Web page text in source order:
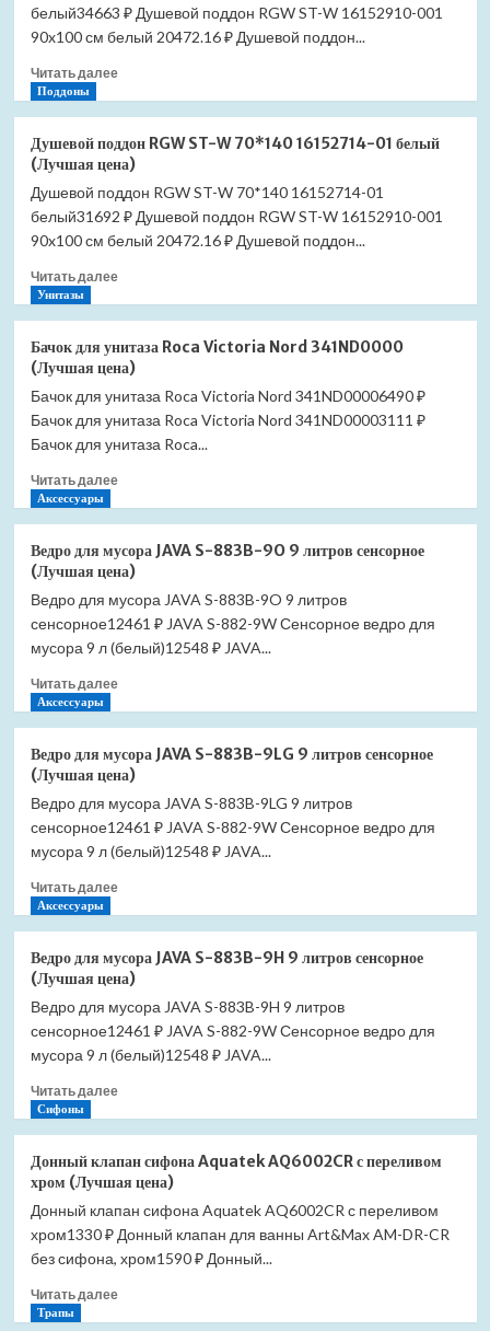
W
70*170
01
(Лучшая
цена)
белый34663 ₽ Душевой поддон RGW ST-W 16152910-001
90x100 см белый 20472.16 ₽ Душевой поддон...
Читать далееПрочитать
поддон
RGW
ST-
W
70*150
01
(Лучшая
Поддоны
Душевой поддон RGW ST-W 70*140 16152714-01 белый
(Лучшая цена)
Душевой поддон RGW ST-W 70*140 16152714-01
белый31692 ₽ Душевой поддон RGW ST-W 16152910-001
90x100 см белый 20472.16 ₽ Душевой поддон...
Читать далееПрочитать
поддон
RGW
ST-
W
70*140
01
(Лучшая
Унитазы
Бачок для унитаза Roca Victoria Nord 341ND0000
(Лучшая цена)
Бачок для унитаза Roca Victoria Nord 341ND00006490 ₽
Бачок для унитаза Roca Victoria Nord 341ND00003111 ₽
Бачок для унитаза Roca...
Читать далееПрочитать
для
унитаза
Roca
Victoria
Nord
(Лучшая
Аксессуары
Ведро для мусора JAVA S-883B-9O 9 литров сенсорное
(Лучшая цена)
Ведро для мусора JAVA S-883B-9O 9 литров
сенсорное12461 ₽ JAVA S-882-9W Сенсорное ведро для
мусора 9 л (белый)12548 ₽ JAVA...
Читать далееПрочитать
для
мусора
JAVA
S-
883B-
9
сенсорное
(Лучшая
цена)
Аксессуары
Ведро для мусора JAVA S-883B-9LG 9 литров сенсорное
(Лучшая цена)
Ведро для мусора JAVA S-883B-9LG 9 литров
сенсорное12461 ₽ JAVA S-882-9W Сенсорное ведро для
мусора 9 л (белый)12548 ₽ JAVA...
Читать далееПрочитать
для
мусора
JAVA
S-
883B-
9
сенсорное
(Лучшая
Аксессуары
Ведро для мусора JAVA S-883B-9H 9 литров сенсорное
(Лучшая цена)
Ведро для мусора JAVA S-883B-9H 9 литров
сенсорное12461 ₽ JAVA S-882-9W Сенсорное ведро для
мусора 9 л (белый)12548 ₽ JAVA...
Читать далееПрочитать
для
мусора
JAVA
S-
883B-
9
Сифоны
Донный клапан сифона Aquatek AQ6002CR с переливом
хром (Лучшая цена)
Донный клапан сифона Aquatek AQ6002CR с переливом
хром1330 ₽ Донный клапан для ванны Art&Max AM-DR-CR
без сифона, хром1590 ₽ Донный...
Читать далееПрочитать
Трапы